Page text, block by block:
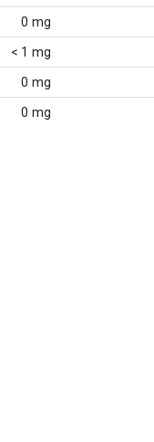
0 mg
< 1 mg
0 mg
0 mg